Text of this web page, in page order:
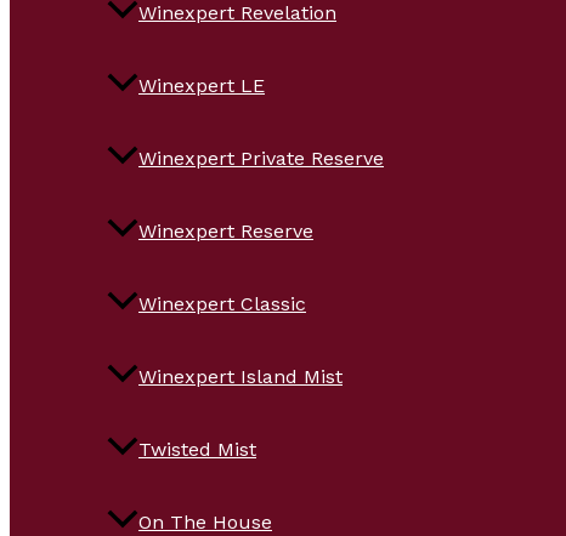
Winexpert Revelation
Winexpert LE
Winexpert Private Reserve
Winexpert Reserve
Winexpert Classic
Winexpert Island Mist
Twisted Mist
On The House